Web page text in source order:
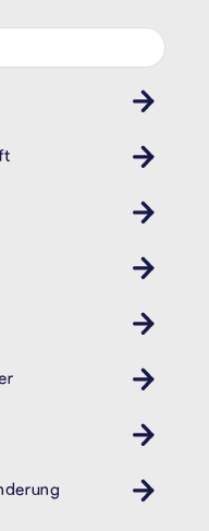
Behindertendienst